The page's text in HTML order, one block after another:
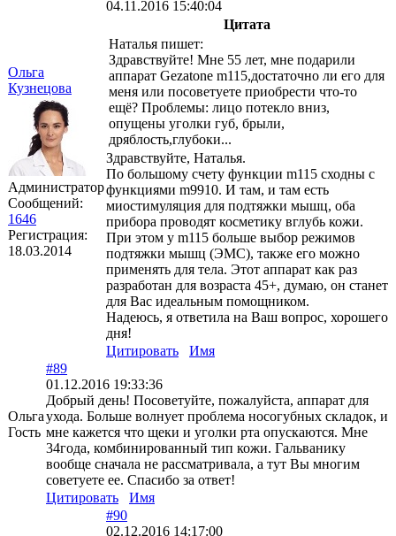
Ольга
Кузнецова
Администратор
Сообщений:
1646
Регистрация:
18.03.2014
04.11.2016 15:40:04
Цитата
Наталья пишет:
Здравствуйте! Мне 55 лет, мне подарили
аппарат Gezatone m115,достаточно ли его для
меня или посоветуете приобрести что-то
ещё? Проблемы: лицо потекло вниз,
опущены уголки губ, брыли,
дряблость,глубоки...
Здравствуйте, Наталья.
По большому счету функции m115 сходны с
функциями m9910. И там, и там есть
миостимуляция для подтяжки мышц, оба
прибора проводят косметику вглубь кожи.
При этом у m115 больше выбор режимов
подтяжки мышц (ЭМС), также его можно
применять для тела. Этот аппарат как раз
разработан для возраста 45+, думаю, он станет
для Вас идеальным помощником.
Надеюсь, я ответила на Ваш вопрос, хорошего
дня!
Цитировать
Имя
Ольга
Гость
#89
01.12.2016 19:33:36
Добрый день! Посоветуйте, пожалуйста, аппарат для
ухода. Больше волнует проблема носогубных складок, и
мне кажется что щеки и уголки рта опускаются. Мне
34года, комбинированный тип кожи. Гальванику
вообще сначала не рассматривала, а тут Вы многим
советуете ее. Спасибо за ответ!
Цитировать
Имя
#90
02.12.2016 14:17:00